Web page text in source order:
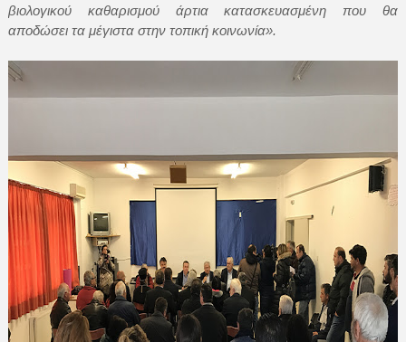
βιολογικού καθαρισμού άρτια κατασκευασμένη που θα
αποδώσει τα μέγιστα στην τοπική κοινωνία».